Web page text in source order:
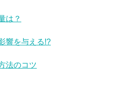
は？
響を与える!?
法のコツ